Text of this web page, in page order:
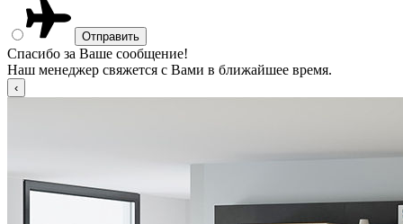
Спасибо за Ваше сообщение!
Наш менеджер свяжется с Вами в ближайшее время.